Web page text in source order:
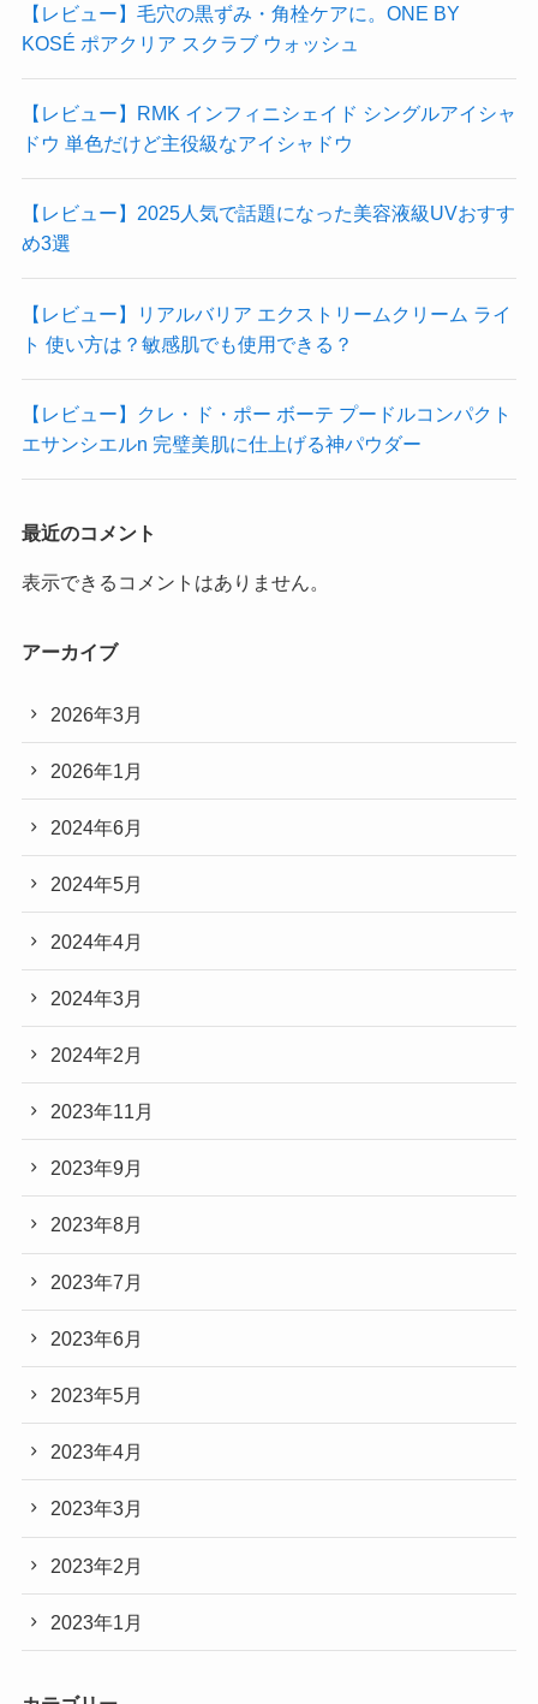
【レビュー】毛穴の黒ずみ・角栓ケアに。ONE BY
KOSÉ ポアクリア スクラブ ウォッシュ
【レビュー】RMK インフィニシェイド シングルアイシャ
ドウ 単色だけど主役級なアイシャドウ
【レビュー】2025人気で話題になった美容液級UVおすす
め3選
【レビュー】リアルバリア エクストリームクリーム ライ
ト 使い方は？敏感肌でも使用できる？
【レビュー】クレ・ド・ポー ボーテ プードルコンパクト
エサンシエルn 完璧美肌に仕上げる神パウダー
最近のコメント
表示できるコメントはありません。
アーカイブ
2026年3月
2026年1月
2024年6月
2024年5月
2024年4月
2024年3月
2024年2月
2023年11月
2023年9月
2023年8月
2023年7月
2023年6月
2023年5月
2023年4月
2023年3月
2023年2月
2023年1月